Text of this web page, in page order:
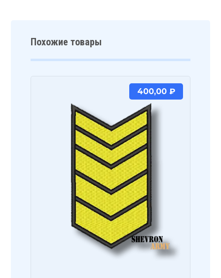
Похожие товары
400,00 ₽